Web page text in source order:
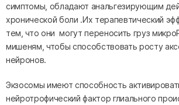
симптомы, обладают анальгезирующим
хронической боли .Их терапевтический
тем, что они могут переносить груз
мишеням, чтобы способствовать росту
нейронов.
Экзосомы имеют способность
нейротрофический фактор глиального